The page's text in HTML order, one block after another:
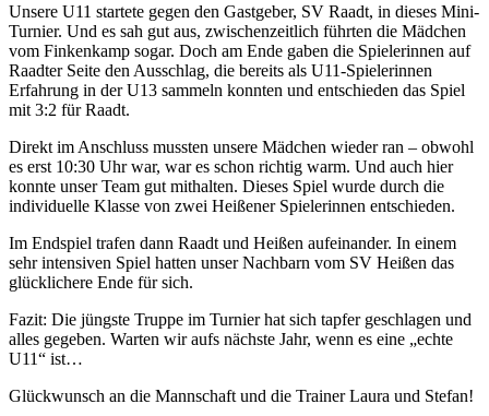
Unsere U11 startete gegen den Gastgeber, SV Raadt, in dieses Mini-
Turnier. Und es sah gut aus, zwischenzeitlich führten die Mädchen
vom Finkenkamp sogar. Doch am Ende gaben die Spielerinnen auf
Raadter Seite den Ausschlag, die bereits als U11-Spielerinnen
Erfahrung in der U13 sammeln konnten und entschieden das Spiel
mit 3:2 für Raadt.
Direkt im Anschluss mussten unsere Mädchen wieder ran – obwohl
es erst 10:30 Uhr war, war es schon richtig warm. Und auch hier
konnte unser Team gut mithalten. Dieses Spiel wurde durch die
individuelle Klasse von zwei Heißener Spielerinnen entschieden.
Im Endspiel trafen dann Raadt und Heißen aufeinander. In einem
sehr intensiven Spiel hatten unser Nachbarn vom SV Heißen das
glücklichere Ende für sich.
Fazit: Die jüngste Truppe im Turnier hat sich tapfer geschlagen und
alles gegeben. Warten wir aufs nächste Jahr, wenn es eine „echte
U11“ ist…
Glückwunsch an die Mannschaft und die Trainer Laura und Stefan!